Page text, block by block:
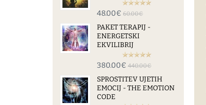
48.00€ 60.00€
PAKET TERAPIJ -
ENERGETSKI
EKVILIBRIJ
380.00€ 440.00€
SPROSTITEV UJETIH
EMOCIJ - THE EMOTION
CODE